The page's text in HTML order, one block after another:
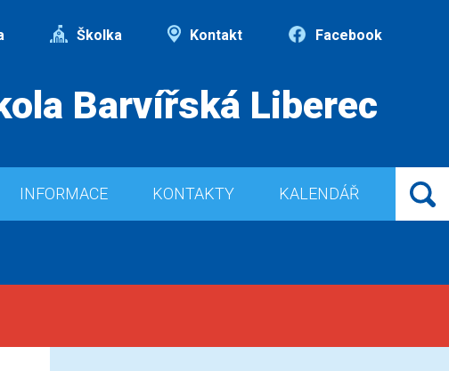
Školka Kontakt Facebook
Barvířská Liberec
INFORMACE KONTAKTY KALENDÁŘ